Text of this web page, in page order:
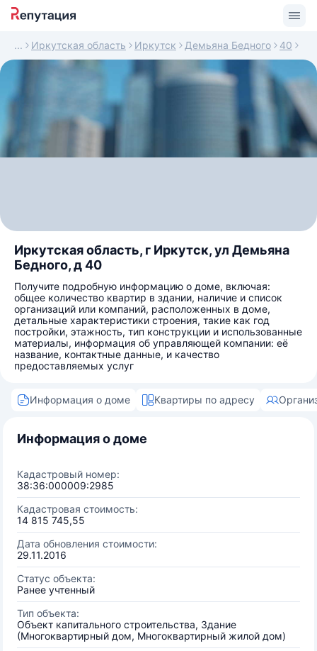
Иркутская область Иркутск Демьяна Бедного 40
Иркутская область, г Иркутск, ул Демьяна
Бедного, д 40
Получите подробную информацию о доме, включая:
общее количество квартир в здании, наличие и список
организаций или компаний, расположенных в доме,
детальные характеристики строения, такие как год
постройки, этажность, тип конструкции и использованные
материалы, информация об управляющей компании: её
название, контактные данные, и качество
предоставляемых услуг
Информация о доме Квартиры по адресу
Информация о доме
Кадастровый номер:
38:36:000009:2985
Кадастровая стоимость:
14 815 745,55
Дата обновления стоимости:
29.11.2016
Статус объекта:
Ранее учтенный
Тип объекта:
Объект капитального строительства, Здание
(Многоквартирный дом, Многоквартирный жилой дом)